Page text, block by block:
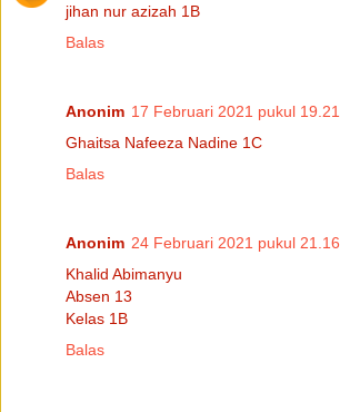
jihan nur azizah 1B
Balas
Anonim 17 Februari 2021 pukul 19.21
Ghaitsa Nafeeza Nadine 1C
Balas
Anonim 24 Februari 2021 pukul 21.16
Khalid Abimanyu
Absen 13
Kelas 1B
Balas